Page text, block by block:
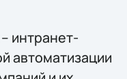
интранет-
автоматизации